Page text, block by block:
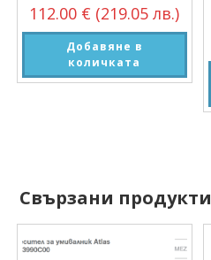
112.00 € (219.05 лв.)
Добавяне в
количката
Свързани продукти